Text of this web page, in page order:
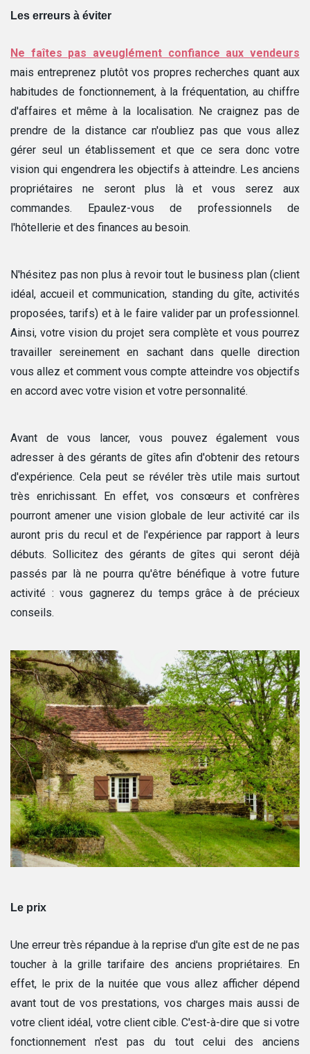
Les erreurs à éviter
Ne faîtes pas aveuglément confiance aux vendeurs
mais entreprenez plutôt vos propres recherches quant aux
habitudes de fonctionnement, à la fréquentation, au chiffre
d'affaires et même à la localisation. Ne craignez pas de
prendre de la distance car n'oubliez pas que vous allez
gérer seul un établissement et que ce sera donc votre
vision qui engendrera les objectifs à atteindre. Les anciens
propriétaires ne seront plus là et vous serez aux
commandes. Epaulez-vous de professionnels de
l'hôtellerie et des finances au besoin.
N'hésitez pas non plus à revoir tout le business plan (client
idéal, accueil et communication, standing du gîte, activités
proposées, tarifs) et à le faire valider par un professionnel.
Ainsi, votre vision du projet sera complète et vous pourrez
travailler sereinement en sachant dans quelle direction
vous allez et comment vous compte atteindre vos objectifs
en accord avec votre vision et votre personnalité.
Avant de vous lancer, vous pouvez également vous
adresser à des gérants de gîtes afin d'obtenir des retours
d'expérience. Cela peut se révéler très utile mais surtout
très enrichissant. En effet, vos consœurs et confrères
pourront amener une vision globale de leur activité car ils
auront pris du recul et de l'expérience par rapport à leurs
débuts. Sollicitez des gérants de gîtes qui seront déjà
passés par là ne pourra qu'être bénéfique à votre future
activité : vous gagnerez du temps grâce à de précieux
conseils.
Le prix
Une erreur très répandue à la reprise d'un gîte est de ne pas
toucher à la grille tarifaire des anciens propriétaires. En
effet, le prix de la nuitée que vous allez afficher dépend
avant tout de vos prestations, vos charges mais aussi de
votre client idéal, votre client cible. C'est-à-dire que si votre
fonctionnement n'est pas du tout celui des anciens